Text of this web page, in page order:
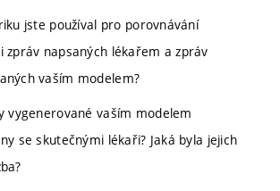
jste používal pro porovnávání
zpráv napsaných lékařem a zpráv
vaším modelem?
vygenerované vaším modelem
se skutečnými lékaři? Jaká byla jejich